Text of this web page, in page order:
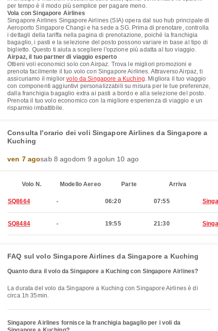
per tempo è il modo più semplice per pagare meno.
Vola con Singapore Airlines
Singapore Airlines Singapore Airlines (SIA) opera dal suo hub principale di
Aeroporto Singapore Changi e ha sede a SG. Prima di prenotare, controlla
i dettagli della tariffa nella pagina di prenotazione, poiché la franchigia
bagaglio, i pasti e la selezione del posto possono variare in base al tipo di
biglietto. Questo ti aiuta a scegliere l'opzione più adatta al tuo viaggio.
Airpaz, il tuo partner di viaggio esperto
Ottieni voli economici solo con Airpaz. Trova le migliori promozioni e
prenota facilmente il tuo volo con Singapore Airlines. Attraverso Airpaz, ti
assicuriamo il migliorvolo da Singapore a Kuching. Migliora il tuo viaggio
con componenti aggiuntivi personalizzabili su misura per le tue preferenze,
dalla franchigia bagaglio extra ai pasti a bordo e alla selezione del posto.
Prenota il tuo volo economico con la migliore esperienza di viaggio e un
risparmio imbattibile.
Consulta l'orario dei voli Singapore Airlines da Singapore a
Kuching
ven 7 agosab 8 agodom 9 agolun 10 ago
Volo N. Modello Aereo Parte Arriva
SQ8664 - 06:20 07:55
SQ8484 - 19:55 21:30
FAQ sul volo Singapore Airlines da Singapore a Kuching
Quanto dura il volo da Singapore a Kuching con Singapore Airlines?
La durata del volo da Singapore a Kuching con Singapore Airlines è di
circa 1h 35min.
Singapore Airlines fornisce la franchigia bagaglio per i voli da